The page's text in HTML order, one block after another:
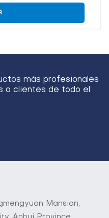
más profesionales
a clientes de todo el
Mansion,